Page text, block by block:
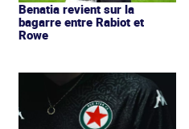
Benatia revient sur la
bagarre entre Rabiot et
Rowe